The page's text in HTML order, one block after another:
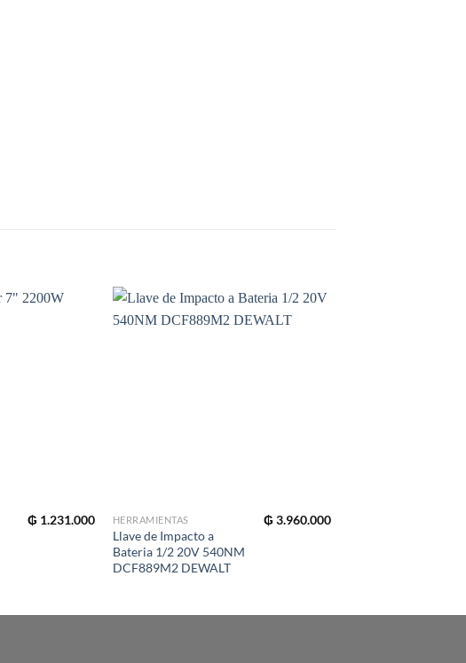
₲ 1.231.000 HERRAMIENTAS
Llave de Impacto a
Bateria 1/2 20V 540NM
DCF889M2 DEWALT
₲ 3.960.000